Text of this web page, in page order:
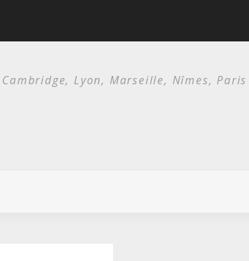
Nick Cave and the Bad Seeds /
Lyon, Marseille, Nîmes,